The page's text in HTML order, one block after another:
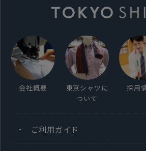
2024年11月26日
この商品に対するお問い
会社概要
東京シャツに
ついて
採用
ご利用ガイド